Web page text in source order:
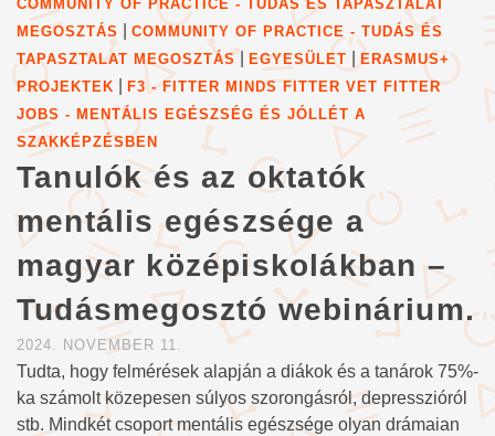
COMMUNITY OF PRACTICE - TUDÁS ÉS TAPASZTALAT
MEGOSZTÁS
COMMUNITY OF PRACTICE - TUDÁS ÉS
TAPASZTALAT MEGOSZTÁS| EGYESÜLET
ERASMUS+
PROJEKTEK
F3 - FITTER MINDS FITTER VET FITTER
JOBS - MENTÁLIS EGÉSZSÉG ÉS JÓLLÉT A
SZAKKÉPZÉSBEN
Tanulók és az oktatók
mentális egészsége a
magyar középiskolákban –
Tudásmegosztó webinárium.
2024. NOVEMBER 11.
Tudta, hogy felmérések alapján a diákok és a tanárok 75%-
ka számolt közepesen súlyos szorongásról, depresszióról
stb. Mindkét csoport mentális egészsége olyan drámaian